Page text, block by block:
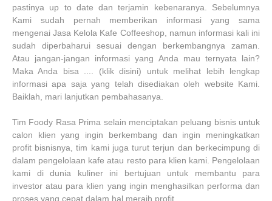
pastinya up to date dan terjamin kebenaranya. Sebelumnya
Kami sudah pernah memberikan informasi yang sama
mengenai Jasa Kelola Kafe Coffeeshop, namun informasi kali ini
sudah diperbaharui sesuai dengan berkembangnya zaman.
Atau jangan-jangan informasi yang Anda mau ternyata lain?
Maka Anda bisa .... (klik disini) untuk melihat lebih lengkap
informasi apa saja yang telah disediakan oleh website Kami.
Baiklah, mari lanjutkan pembahasanya.
Tim Foody Rasa Prima selain menciptakan peluang bisnis untuk
calon klien yang ingin berkembang dan ingin meningkatkan
profit bisnisnya, tim kami juga turut terjun dan berkecimpung di
dalam pengelolaan kafe atau resto para klien kami. Pengelolaan
kami di dunia kuliner ini bertujuan untuk membantu para
investor atau para klien yang ingin menghasilkan performa dan
proses yang cepat dalam hal meraih profit.